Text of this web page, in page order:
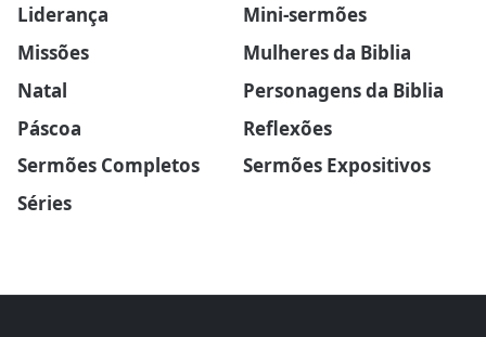
Liderança
Mini-sermões
Missões
Mulheres da Biblia
Natal
Personagens da Biblia
Páscoa
Reflexões
Sermões Completos
Sermões Expositivos
Séries